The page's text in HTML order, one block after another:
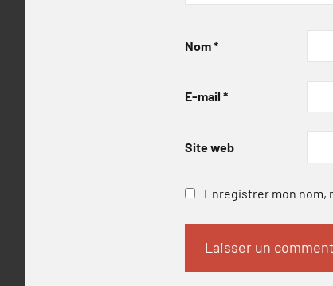
Nom*
E-mail *
Site web
Enregistrer mon nom,